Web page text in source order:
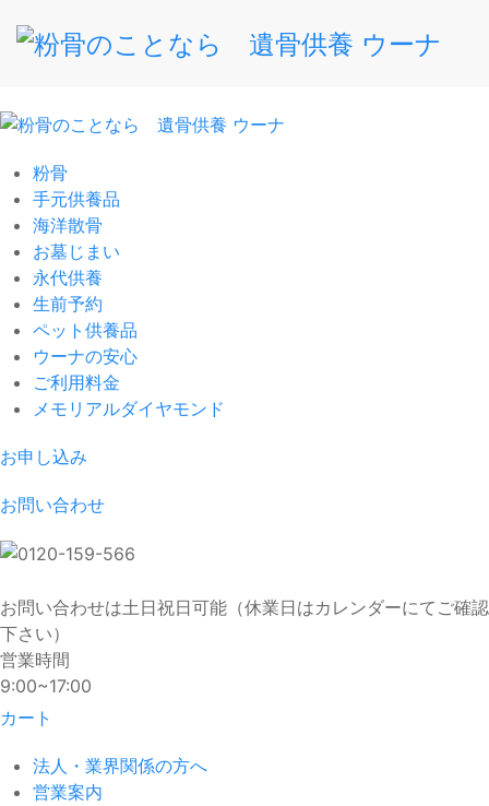
粉骨
手元供養品
海洋散骨
お墓じまい
永代供養
生前予約
ペット供養品
ウーナの安心
ご利用料金
メモリアルダイヤモンド
お申し込み
お問い合わせ
お問い合わせは土日祝日可能（休業日はカレンダーにてご確認
下さい）
営業時間
9:00~17:00
カート
法人・業界関係の方へ
営業案内